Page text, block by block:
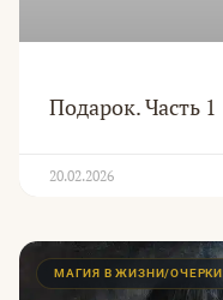
Подарок. Часть 1
20.02.2026
МАГИЯ В ЖИЗНИ/ОЧЕРКИ